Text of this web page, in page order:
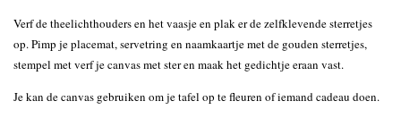
Verf de theelichthouders en het vaasje en plak er de zelfklevende sterretjes
op. Pimp je placemat, servetring en naamkaartje met de gouden sterretjes,
stempel met verf je canvas met ster en maak het gedichtje eraan vast.
Je kan de canvas gebruiken om je tafel op te fleuren of iemand cadeau doen.